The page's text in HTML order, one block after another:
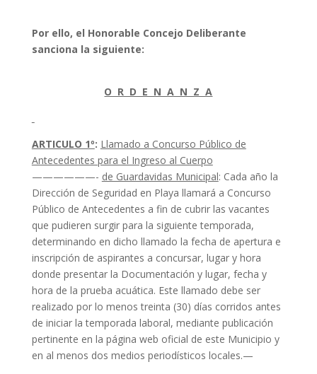
Por ello, el Honorable Concejo Deliberante
sanciona la siguiente:
O R D E N A N Z A
ARTICULO 1º: Llamado a Concurso Público de
Antecedentes para el Ingreso al Cuerpo
——————- de Guardavidas Municipal: Cada año la
Dirección de Seguridad en Playa llamará a Concurso
Público de Antecedentes a fin de cubrir las vacantes
que pudieren surgir para la siguiente temporada,
determinando en dicho llamado la fecha de apertura e
inscripción de aspirantes a concursar, lugar y hora
donde presentar la Documentación y lugar, fecha y
hora de la prueba acuática. Este llamado debe ser
realizado por lo menos treinta (30) días corridos antes
de iniciar la temporada laboral, mediante publicación
pertinente en la página web oficial de este Municipio y
en al menos dos medios periodísticos locales.—